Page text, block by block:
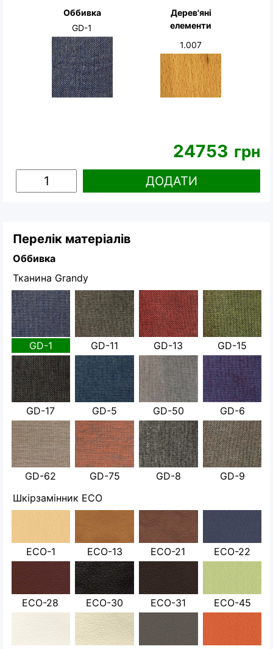
Оббивка
GD-1
Дерев'яні
елементи
1.007
24753 грн
ДОДАТИ
Перелік матеріалів
Оббивка
Тканина Grandy
GD-1 GD-11 GD-13 GD-15
GD-17 GD-5 GD-50 GD-6
GD-62 GD-75 GD-8
GD-9
Шкірзамінник ECO
ECO-1 ECO-13 ECO-21 ECO-22
ECO-28 ECO-30 ECO-31 ECO-45